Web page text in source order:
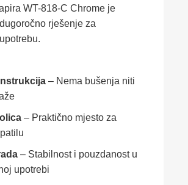
WT-818-C Chrome je
rješenje za
– Nema bušenja niti
– Praktično mjesto za
– Stabilnost i pouzdanost u
upotrebi